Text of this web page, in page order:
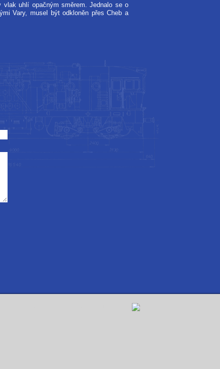
vlak uhlí opačným směrem. Jednalo se o
Vary, musel být odkloněn přes Cheb a